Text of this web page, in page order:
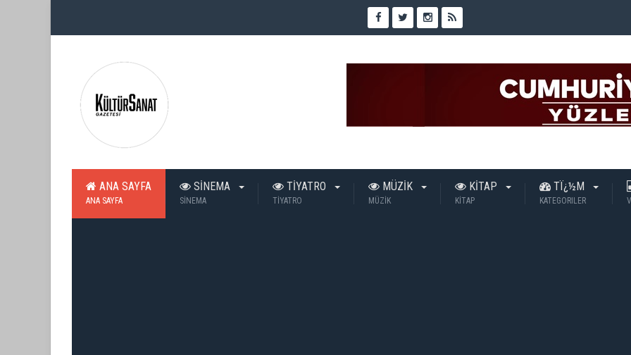
ANA SAYFA
ANA SAYFA
SİNEMA
SİNEMA
TİYATRO
TİYATRO
MÜZİK
MÜZİK
KİTAP
KİTAP
TÏ¿½M
KATEGORILER